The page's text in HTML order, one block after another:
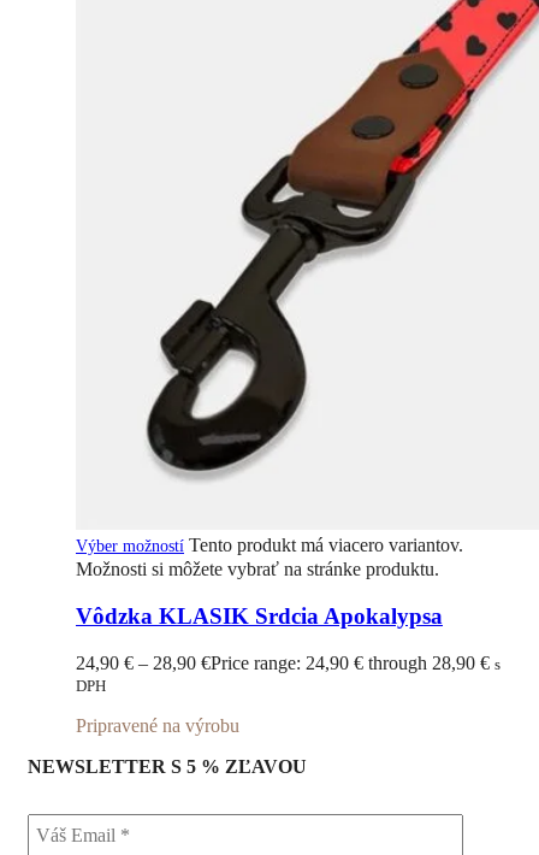
Výber možností Tento produkt má viacero variantov.
Možnosti si môžete vybrať na stránke produktu.
Vôdzka KLASIK Srdcia Apokalypsa
24,90 € – 28,90 €Price range: 24,90 € through 28,90 € s
DPH
Pripravené na výrobu
NEWSLETTER S 5 % ZĽAVOU